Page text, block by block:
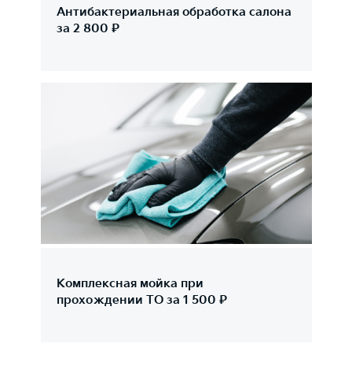
Антибактериальная обработка салона
за 2 800 ₽
Комплексная мойка при
прохождении ТО за 1 500 ₽